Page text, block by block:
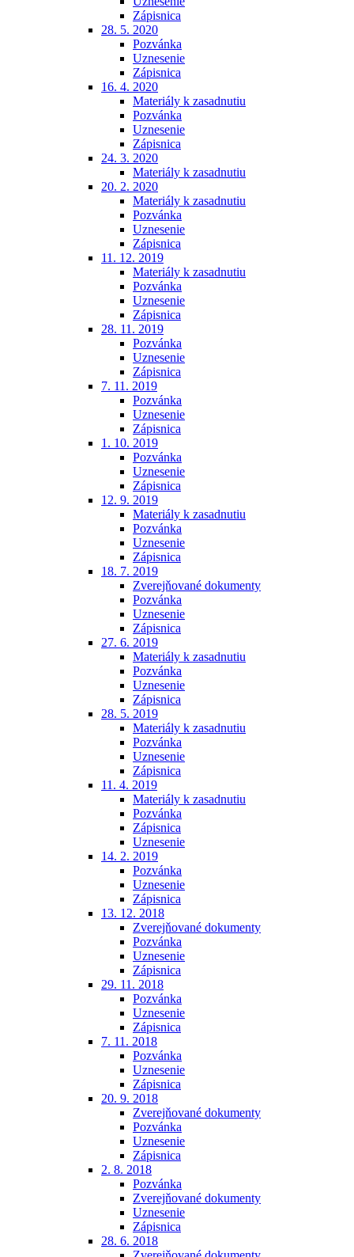
Zápisnica
28. 5. 2020
Pozvánka
Uznesenie
Zápisnica
16. 4. 2020
Materiály k zasadnutiu
Pozvánka
Uznesenie
Zápisnica
24. 3. 2020
Materiály k zasadnutiu
20. 2. 2020
Materiály k zasadnutiu
Pozvánka
Uznesenie
Zápisnica
11. 12. 2019
Materiály k zasadnutiu
Pozvánka
Uznesenie
Zápisnica
28. 11. 2019
Pozvánka
Uznesenie
Zápisnica
7. 11. 2019
Pozvánka
Uznesenie
Zápisnica
1. 10. 2019
Pozvánka
Uznesenie
Zápisnica
12. 9. 2019
Materiály k zasadnutiu
Pozvánka
Uznesenie
Zápisnica
18. 7. 2019
Zverejňované dokumenty
Pozvánka
Uznesenie
Zápisnica
27. 6. 2019
Materiály k zasadnutiu
Pozvánka
Uznesenie
Zápisnica
28. 5. 2019
Materiály k zasadnutiu
Pozvánka
Uznesenie
Zápisnica
11. 4. 2019
Materiály k zasadnutiu
Pozvánka
Zápisnica
Uznesenie
14. 2. 2019
Pozvánka
Uznesenie
Zápisnica
13. 12. 2018
Zverejňované dokumenty
Pozvánka
Uznesenie
Zápisnica
29. 11. 2018
Pozvánka
Uznesenie
Zápisnica
7. 11. 2018
Pozvánka
Uznesenie
Zápisnica
20. 9. 2018
Zverejňované dokumenty
Pozvánka
Uznesenie
Zápisnica
2. 8. 2018
Pozvánka
Zverejňované dokumenty
Uznesenie
Zápisnica
28. 6. 2018